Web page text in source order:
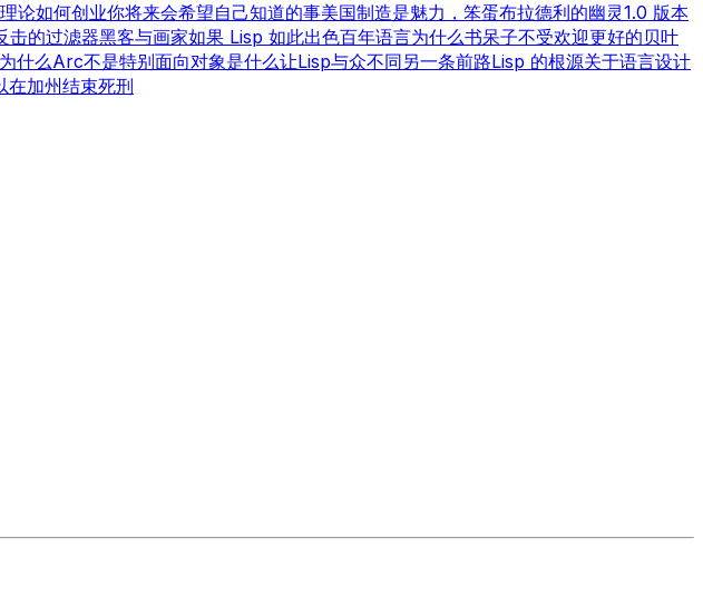
论如何创业你将来会希望自己知道的事美国制造是魅力，笨蛋布拉德利的幽灵1.0 版本
击的过滤器黑客与画家如果 Lisp 如此出色百年语言为什么书呆子不受欢迎更好的贝叶
为什么Arc不是特别面向对象是什么让Lisp与众不同另一条前路Lisp 的根源关于语言设计
在加州结束死刑